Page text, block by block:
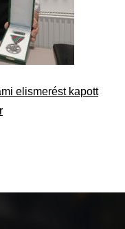
elismerést kapott